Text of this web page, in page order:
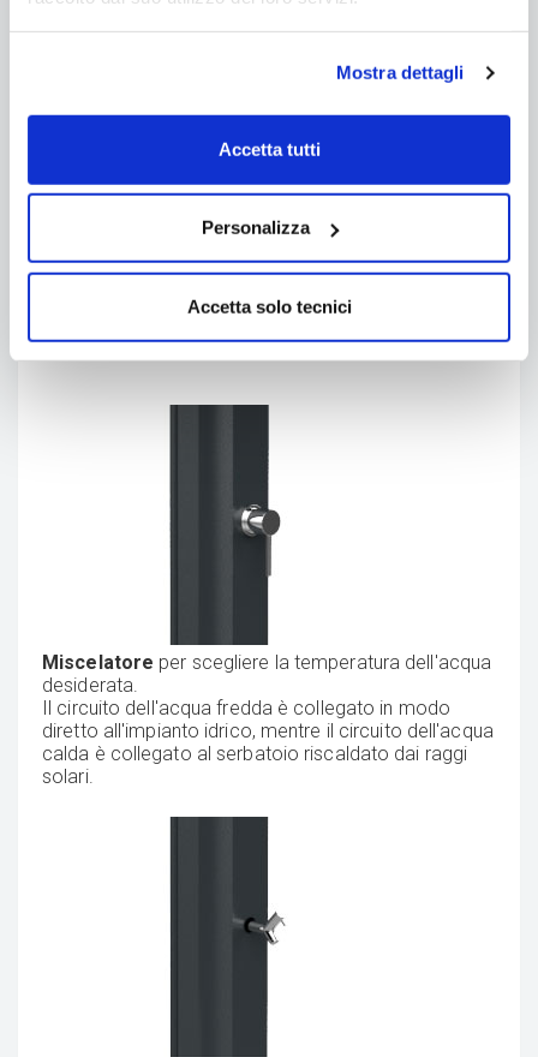
Mostra dettagli
Accetta tutti
Personalizza
Accetta solo tecnici
Soffionecon ampio getto d'acqua a temperatura
desiderata. Orientabile.
(Il modello di soffione può cambiare a discrezione del
produttore)
Miscelatore per scegliere la temperatura dell'acqua
desiderata.
Il circuito dell'acqua fredda è collegato in modo
diretto all'impianto idrico, mentre il circuito dell'acqua
calda è collegato al serbatoio riscaldato dai raggi
solari.